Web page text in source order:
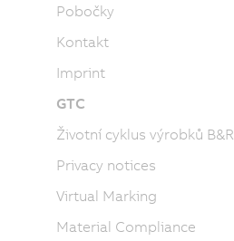
Pobočky
Kontakt
Imprint
GTC
Životní cyklus výrobků B&R
Privacy notices
Virtual Marking
Material Compliance